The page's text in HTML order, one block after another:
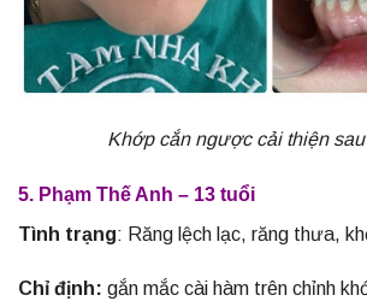
Khớp cắn ngược cải thiện
5. Phạm Thế Anh – 13 tuổi
Tình trạng: Răng lệch lạc, răng thưa,
Chỉ định: gắn mắc cài hàm trên chỉnh